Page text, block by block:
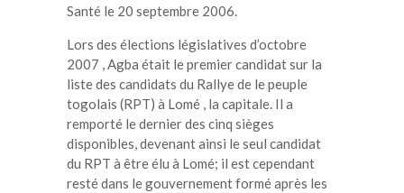
Santé le 20 septembre 2006.
Lors des élections législatives d’octobre
2007 , Agba était le premier candidat sur la
liste des candidats du Rallye de le peuple
togolais (RPT) à Lomé , la capitale. Il a
remporté le dernier des cinq sièges
disponibles, devenant ainsi le seul candidat
du RPT à être élu à Lomé; il est cependant
resté dans le gouvernement formé après les